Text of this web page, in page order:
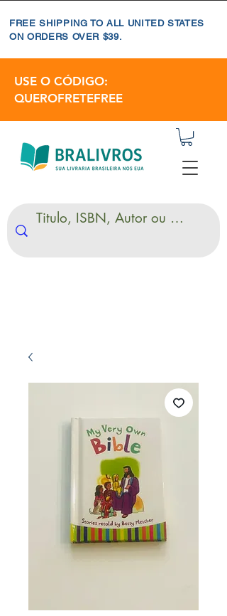
FREE SHIPPING TO ALL UNITED STATES
ON ORDERS OVER $39.
USE O CÓDIGO:
QUEROFRETEFREE